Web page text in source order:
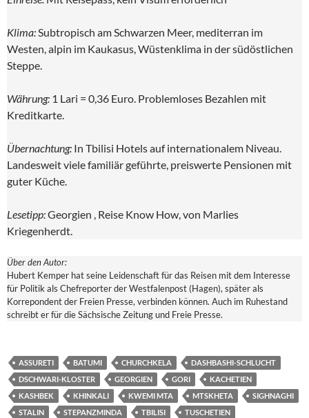
Klima:Subtropisch am Schwarzen Meer, mediterran im
Westen, alpin im Kaukasus, Wüstenklima in der südöstlichen
Steppe.
Währung: 1 Lari = 0,36 Euro. Problemloses Bezahlen mit
Kreditkarte.
Übernachtung: In Tbilisi Hotels auf internationalem Niveau.
Landesweit viele familiär geführte, preiswerte Pensionen mit
guter Küche.
Lesetipp:Georgien , Reise Know How, von Marlies
Kriegenherdt.
Über den Autor:
Hubert Kemper hat seine Leidenschaft für das Reisen mit dem Interesse
für Politik als Chefreporter der Westfalenpost (Hagen), später als
Korrepondent der Freien Presse, verbinden können. Auch im Ruhestand
schreibt er für die Sächsische Zeitung und Freie Presse.
ASSURETI BATUMI CHURCHKELA
DASHBASHI-SCHLUCHT
DSCHWARI-KLOSTER
GEORGIEN GORI
KACHETIEN
KASHBEK
KHINKALI KWEMI MTA MTSKHETA
SIGHNAGHI
STALIN
STEPANZMINDA TBILISI
TUSCHETIEN